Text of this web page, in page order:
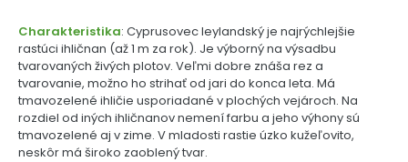
Charakteristika: Cyprusovec leylandský je najrýchlejšie
rastúci ihličnan (až 1 m za rok). Je výborný na výsadbu
tvarovaných živých plotov. Veľmi dobre znáša rez a
tvarovanie, možno ho strihať od jari do konca leta. Má
tmavozelené ihličie usporiadané v plochých vejároch. Na
rozdiel od iných ihličnanov nemení farbu a jeho výhony sú
tmavozelené aj v zime. V mladosti rastie úzko kužeľovito,
neskôr má široko zaoblený tvar.